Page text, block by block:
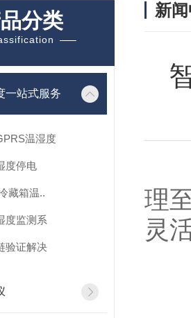
分类
一站式服务
温湿度
度停电
藏箱温..
度监测系
验证解决
新
理
灵